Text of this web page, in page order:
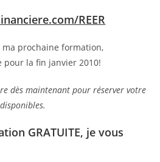
REER
ma prochaine formation,
pour la fin janvier 2010!
dès maintenant pour réserver votre
GRATUITE, je vous